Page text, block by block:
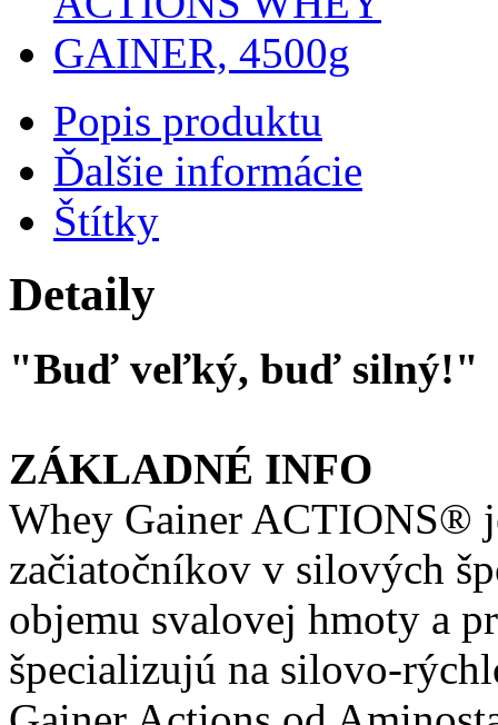
Popis produktu
Ďalšie informácie
Štítky
Detaily
"Buď veľký, buď silný!"
ZÁKLADNÉ INFO
Whey Gainer ACTIONS®
začiatočníkov v silových
objemu svalovej hmoty a
špecializujú na silovo-